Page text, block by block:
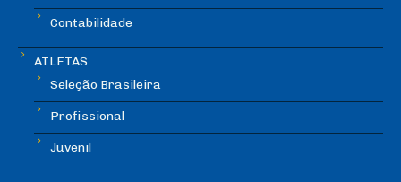
Contabilidade
ATLETAS
Seleção Brasileira
Profissional
Juvenil